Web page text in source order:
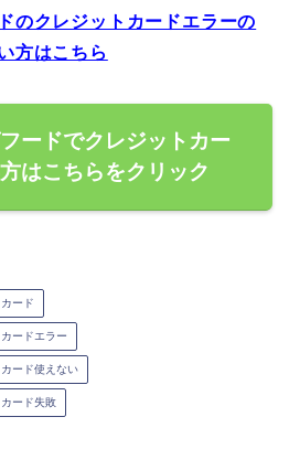
のクレジットカードエラーの
方はこちら
ードでクレジットカー
はこちらをクリック
ード
ードエラー
ード使えない
ード失敗